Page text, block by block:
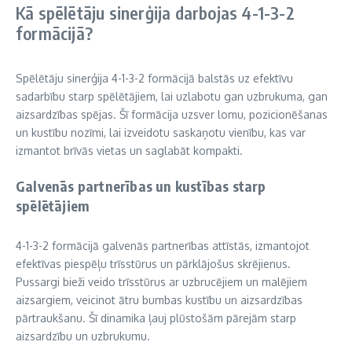
Kā spēlētāju sinerģija darbojas 4-1-3-2
formācijā?
Spēlētāju sinerģija 4-1-3-2 formācijā balstās uz efektīvu
sadarbību starp spēlētājiem, lai uzlabotu gan uzbrukuma, gan
aizsardzības spējas. Šī formācija uzsver lomu, pozicionēšanas
un kustību nozīmi, lai izveidotu saskaņotu vienību, kas var
izmantot brīvās vietas un saglabāt kompakti.
Galvenās partnerības un kustības starp
spēlētājiem
4-1-3-2 formācijā galvenās partnerības attīstās, izmantojot
efektīvas piespēļu trīsstūrus un pārklājošus skrējienus.
Pussargi bieži veido trīsstūrus ar uzbrucējiem un malējiem
aizsargiem, veicinot ātru bumbas kustību un aizsardzības
pārtraukšanu. Šī dinamika ļauj plūstošām pārejām starp
aizsardzību un uzbrukumu.